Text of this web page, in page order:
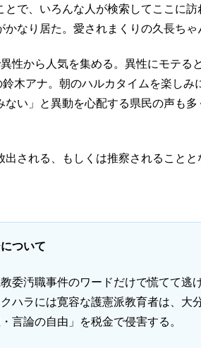
とで、いろんな人が検索してここに
なり居た。愛されまくりの久長ちゃ
性から人気を集める。異性にモテる
木アナ。朝のハルカタイムを楽しみ
い」と異動を心配する県民の声も
される、もしくは推察されること
ついて
委汚職事件のワードだけで慌てて逃
ハラには寛容な護憲派教育者は、大
言論の自由」を税金で侵害する。